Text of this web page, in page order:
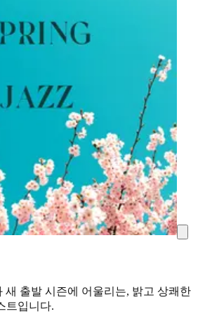
새 출발 시즌에 어울리는, 밝고 상쾌한
트입니다.